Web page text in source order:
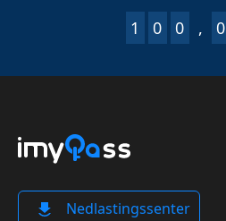
1 0 0 , 0
Nedlastingssenter